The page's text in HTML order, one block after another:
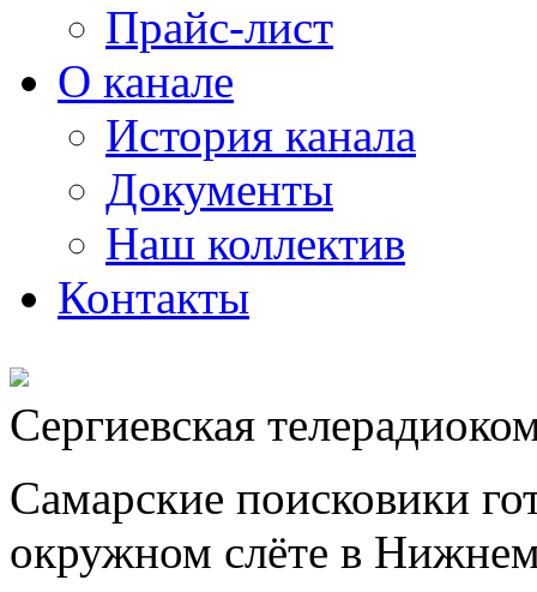
Прайс-лист
О канале
История канала
Документы
Наш коллектив
Контакты
Сергиевская
Самарские поисковики
окружном слёте в